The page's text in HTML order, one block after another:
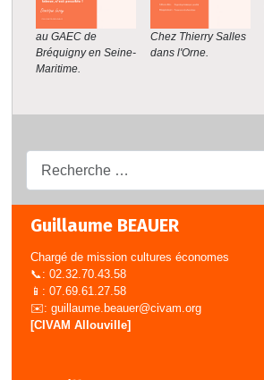
Guillaume BEAUER
Chargé de mission cultures économes
📞: 02.32.70.43.58
📱: 07.69.61.27.58
✉️: guillaume.beauer@civam.org
[CIVAM Allouville]
au GAEC de
Bréquigny en Seine-
Maritime.
Chez Thierry Salles
dans l'Orne.